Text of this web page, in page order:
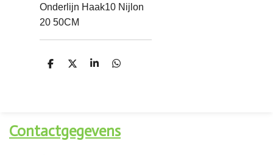
Onderlijn Haak10 Nijlon
20 50CM
D
D
S
D
Contactgegevens